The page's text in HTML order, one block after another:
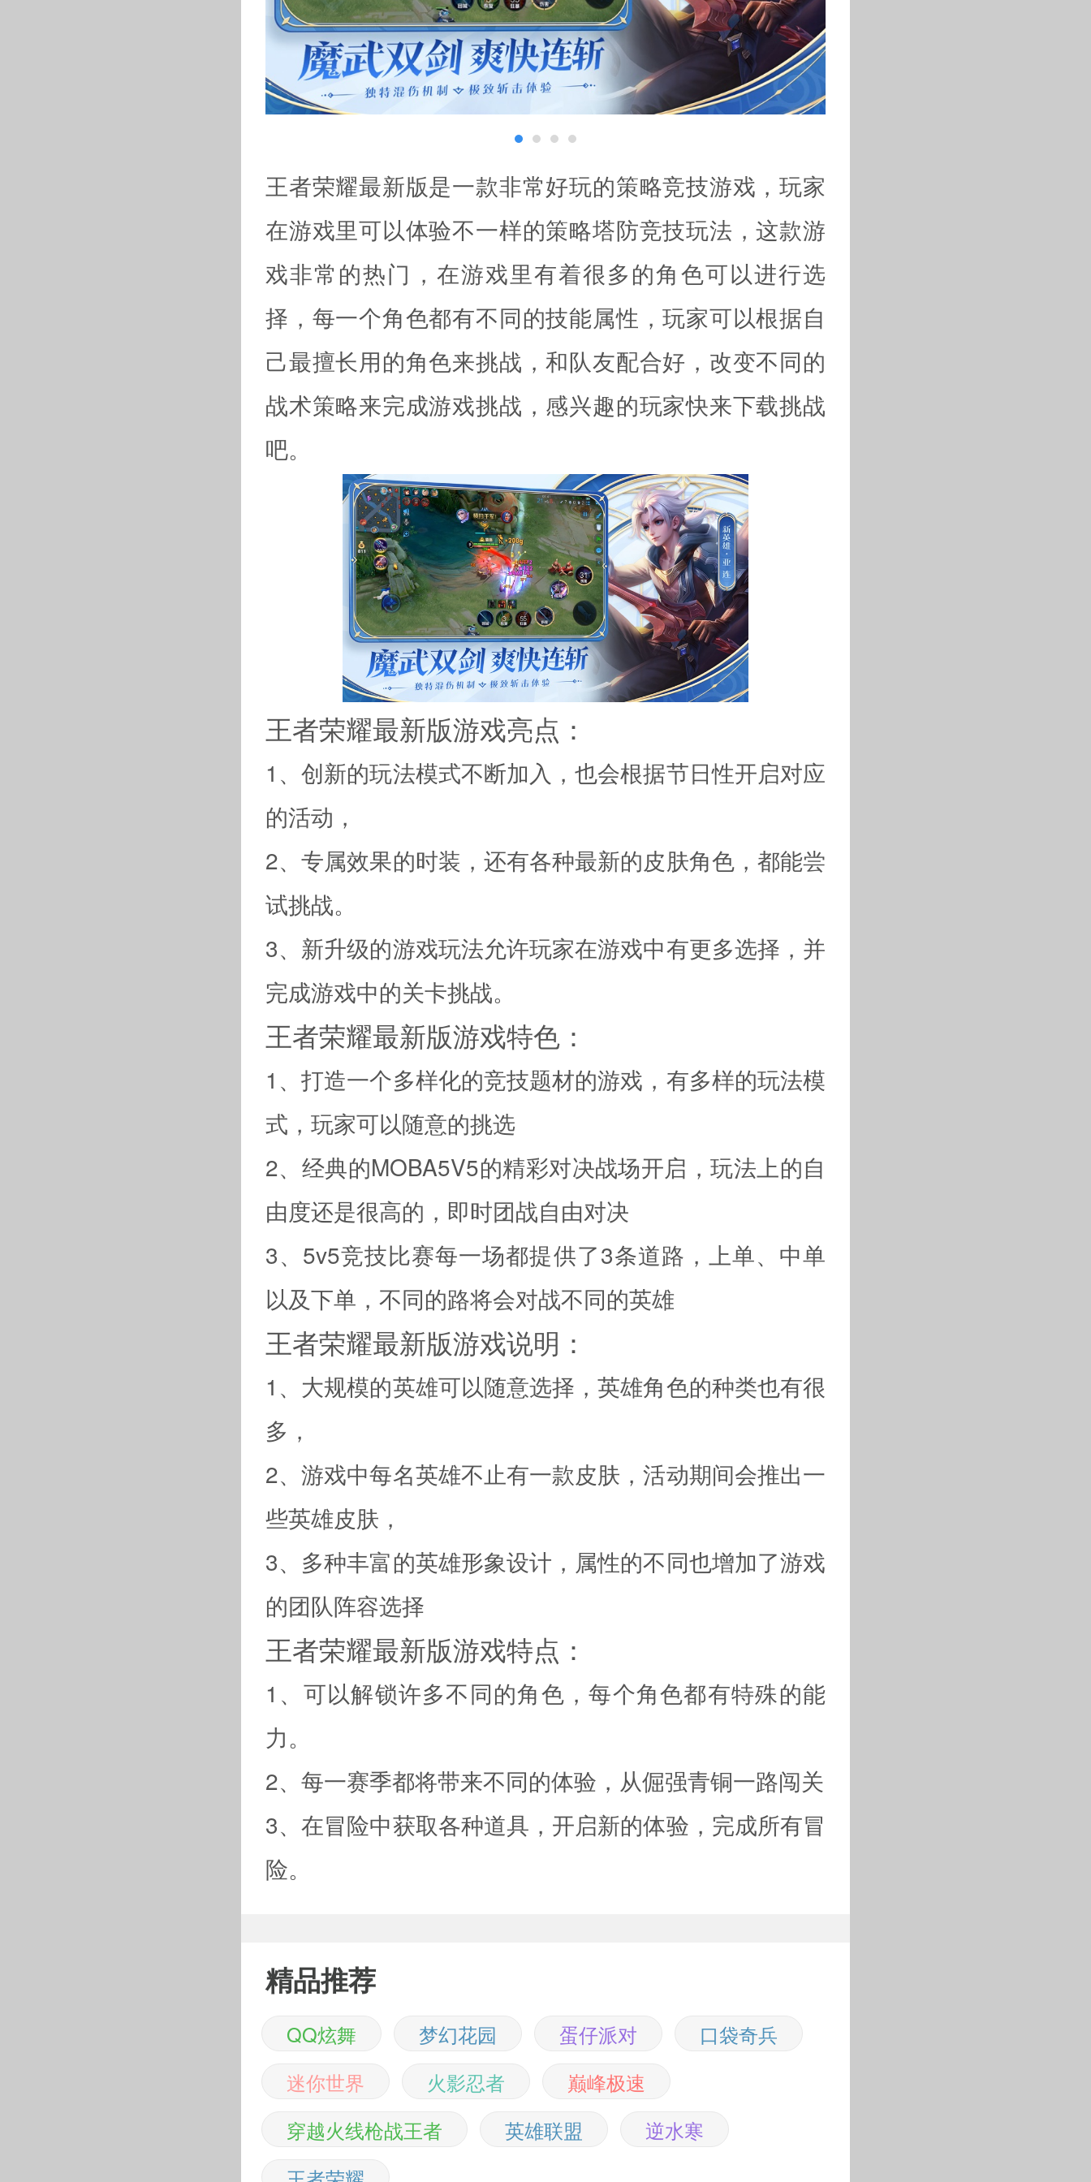
王者荣耀最新版是一款非常好玩的策略竞技游戏，玩家
在游戏里可以体验不一样的策略塔防竞技玩法，这款游
戏非常的热门，在游戏里有着很多的角色可以进行选
择，每一个角色都有不同的技能属性，玩家可以根据自
己最擅长用的角色来挑战，和队友配合好，改变不同的
战术策略来完成游戏挑战，感兴趣的玩家快来下载挑战
吧。
王者荣耀最新版游戏亮点：
1、创新的玩法模式不断加入，也会根据节日性开启对应
的活动，
2、专属效果的时装，还有各种最新的皮肤角色，都能尝
试挑战。
3、新升级的游戏玩法允许玩家在游戏中有更多选择，并
完成游戏中的关卡挑战。
王者荣耀最新版游戏特色：
1、打造一个多样化的竞技题材的游戏，有多样的玩法模
式，玩家可以随意的挑选
2、经典的MOBA5V5的精彩对决战场开启，玩法上的自
由度还是很高的，即时团战自由对决
3、5v5竞技比赛每一场都提供了3条道路，上单、中单
以及下单，不同的路将会对战不同的英雄
王者荣耀最新版游戏说明：
1、大规模的英雄可以随意选择，英雄角色的种类也有很
多，
2、游戏中每名英雄不止有一款皮肤，活动期间会推出一
些英雄皮肤，
3、多种丰富的英雄形象设计，属性的不同也增加了游戏
的团队阵容选择
王者荣耀最新版游戏特点：
1、可以解锁许多不同的角色，每个角色都有特殊的能
力。
2、每一赛季都将带来不同的体验，从倔强青铜一路闯关
3、在冒险中获取各种道具，开启新的体验，完成所有冒
险。
精品推荐
QQ炫舞 梦幻花园 蛋仔派对
口袋奇兵
迷你世界
火影忍者
巅峰极速
穿越火线枪战王者
英雄联盟
逆水寒